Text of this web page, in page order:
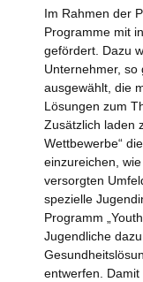
Im Rahmen der
Programme mit
gefördert. Dazu
Unternehmer, so
ausgewählt, die
Lösungen zum
Zusätzlich laden
Wettbewerbe“
einzureichen,
versorgten
spezielle
Programm
Jugendliche
entwerfen. Damit